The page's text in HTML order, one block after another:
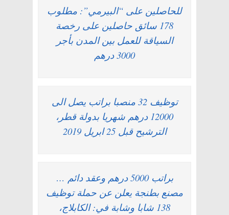
للحاصلين على “البيرمي”: مطلوب
178 سائق حاصلين على رخصة
السياقة للعمل بين المدن بأجر
3000 درهم
توظيف 32 منصبا براتب يصل الى
12000 درهم شهريا بدولة قطر،
الترشيح قبل 25 ابريل 2019
براتب 5000 درهم وعقد دائم …
مصنع بطنجة يعلن عن حملة توظيف
138 شابا وشابة في: الكابلاج،